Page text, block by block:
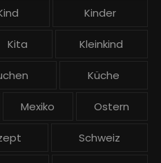
Kinder
Kita Kleinkind
Küche
Mexiko Ostern
Schweiz